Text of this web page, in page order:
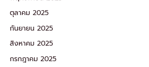
ตุลาคม 2025
กันยายน 2025
สิงหาคม 2025
กรกฎาคม 2025